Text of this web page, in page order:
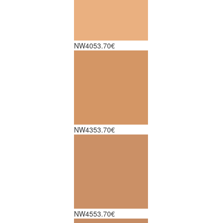
NW4053.70€
NW4353.70€
NW4553.70€